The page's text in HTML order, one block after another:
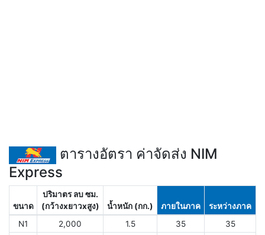
ตารางอัตรา ค่าจัดส่ง NIM
Express
ขนาด
ปริมาตร ลบ ซม.
(กว้างxยาวxสูง)
น้ำหนัก (กก.) ภายในภาค
ระหว่างภาค
N1
2,000 1.5 35
35